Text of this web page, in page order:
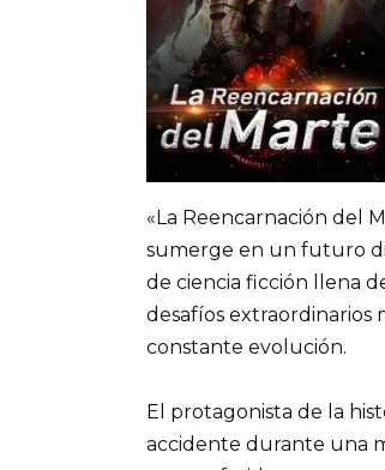
«La Reencarnación del
sumerge en un futuro
de ciencia ficción llena
desafíos extraordinarios
constante evolución.
El protagonista de la
accidente durante una